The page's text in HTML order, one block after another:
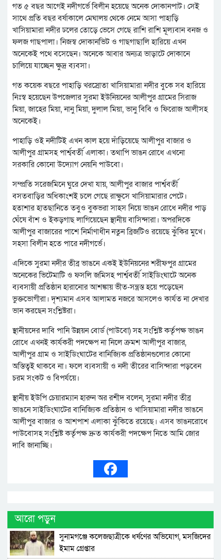
গত ৫ বছর আগেই নদীগর্ভে বিলীন হয়েছে অনেক দোকানপাট। সেই
সাথে প্রতি বছর বর্ষাকালে মেঘালয় থেকে নেমে আসা পাহাড়ি
খাসিয়ামারা নদীর ঢলের তোড়ে ভেসে গেছে রাশি রাশি মূল্যবান বনজ ও
ফলজ গাছপালা। নিজস্ব দোকানভিট ও গাছগাছালি হারিয়ে এখন
অনেকেই পথে বসেছেন। অনেকে আবার অন্যত্র ভাড়াটে দোকানে
চালিয়ে যাচ্ছেন ক্ষুদ্র ব্যবসা।
গত কয়েক বছরে পাহাড়ি খরস্রোতা খাসিয়ামারা নদীর বুকে সব হারিয়ে
নিঃস্ব হয়েছেন উপজেলার সুরমা ইউনিয়নের আলীপুর গ্রামের সিরাজ
মিয়া, জাহের মিয়া, নানু মিয়া, দুলাল মিয়া, ভানু বিবি ও ফিরোজ আলীসহ
অনেকেই।
পাহাড়ি ওই নদীটিই এখন কাল হয়ে দাঁড়িয়েছে আলীপুর বাজার ও
আলীপুর গ্রামসহ পার্শ্ববর্তী এলাকা। তথাপি ভাঙন রোধে এখনো
সরকারি কোনো উদ্যোগ নেয়নি পাউবো।
সম্প্রতি সরেজমিনে ঘুরে দেখা যায়, আলীপুর বাজার পার্শ্ববর্তী
বসতবাড়ির অধিকাংশই চলে গেছে রাক্ষুসে খাসিয়ামারার পেটে।
হতাশার হাতছানিতে তবুও বুকভরা সাহস নিয়ে ভাঙন রোধে নদীর পাড়
ঘেঁষে বাঁশ ও ইকড়গাছ লাগিয়েছেন স্থানীয় বাসিন্দারা। অপরদিকে
আলীপুর বাজারের পাশে নির্মাণাধীন নতুন ব্রিজটিও রয়েছে ঝুঁকির মুখে।
সহসা বিলীন হতে পারে নদীগর্ভে।
এদিকে সুরমা নদীর তীব্র ভাঙনে একই ইউনিয়নের শরীফপুর গ্রামের
অনেকের ভিটেমাটি ও ফসলি জমিসহ পার্শ্ববর্তী সাইডিংঘাটে অনেক
ব্যবসায়ী প্রতিষ্ঠান হারানোর আশঙ্কায় ভীত-সন্ত্রস্ত হয়ে পড়েছেন
ভুক্তভোগীরা। দৃশ্যমান এসব আলামত নজরে আসলেও কার্যত না দেখার
ভান করছেন সংশ্লিষ্টরা।
স্থানীয়দের দাবি পানি উন্নয়ন বোর্ড (পাউবো) সহ সংশ্লিষ্ট কর্তৃপক্ষ ভাঙন
রোধে এখনই কার্যকরী পদক্ষেপ না নিলে ক্রমশ আলীপুর বাজার,
আলীপুর গ্রাম ও সাইডিংঘাটের বানিজ্যিক প্রতিষ্ঠানগুলোর কোনো
অস্তিত্বই থাকবে না। ফলে ব্যবসায়ী ও নদী তীরের বাসিন্দারা পড়বেন
চরম সংকট ও বিপর্যয়ে।
স্থানীয় ইউপি চেয়ারম্যান হারুন অর রশীদ বলেন, সুরমা নদীর তীব্র
ভাঙনে সাইডিংঘাটের বানিজ্যিক প্রতিষ্ঠান ও খাসিয়ামারা নদীর ভাঙনে
আলীপুর বাজার ও আশপাশ এলাকা ঝুঁকিতে রয়েছে। এসব ভাঙনরোধে
পাউবোসহ সংশ্লিষ্ট কর্তৃপক্ষ দ্রুত কার্যকরী পদক্ষেপ নিতে আমি জোর
দাবি জানাচ্ছি।
আরো পড়ুন
সুনামগঞ্জে কলেজছাত্রীকে ধর্ষণের অভিযোগ, মসজিদের
ইমাম গ্রেপ্তার